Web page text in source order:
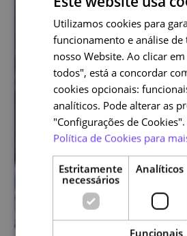
Utilizamos cookies para
funcionamento e análise de
nosso Website. Ao clicar
todos", está a concordar
cookies opcionais:
analíticos. Pode alterar as
"Configurações de Cookies".
Política de Cookies para
Estritamente
necessários
Analíticos
Funcionais